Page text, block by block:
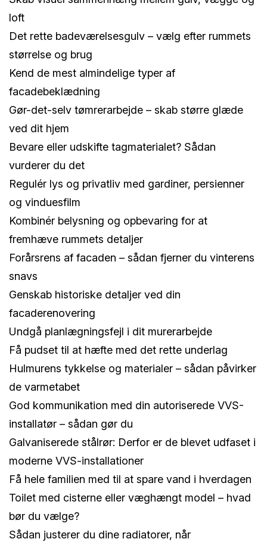
loft
Det rette badeværelsesgulv – vælg efter rummets
størrelse og brug
Kend de mest almindelige typer af
facadebeklædning
Gør-det-selv tømrerarbejde – skab større glæde
ved dit hjem
Bevare eller udskifte tagmaterialet? Sådan
vurderer du det
Regulér lys og privatliv med gardiner, persienner
og vinduesfilm
Kombinér belysning og opbevaring for at
fremhæve rummets detaljer
Forårsrens af facaden – sådan fjerner du vinterens
snavs
Genskab historiske detaljer ved din
facaderenovering
Undgå planlægningsfejl i dit murerarbejde
Få pudset til at hæfte med det rette underlag
Hulmurens tykkelse og materialer – sådan påvirker
de varmetabet
God kommunikation med din autoriserede VVS-
installatør – sådan gør du
Galvaniserede stålrør: Derfor er de blevet udfaset i
moderne VVS-installationer
Få hele familien med til at spare vand i hverdagen
Toilet med cisterne eller væghængt model – hvad
bør du vælge?
Sådan justerer du dine radiatorer, når